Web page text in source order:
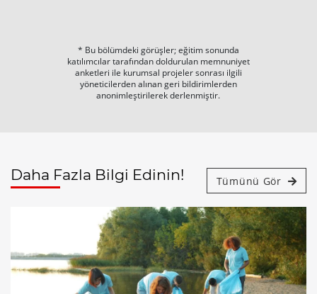
* Bu bölümdeki görüşler; eğitim sonunda
katılımcılar tarafından doldurulan memnuniyet
anketleri ile kurumsal projeler sonrası ilgili
yöneticilerden alınan geri bildirimlerden
anonimleştirilerek derlenmiştir.
Daha Fazla Bilgi Edinin! Tümünü Gör